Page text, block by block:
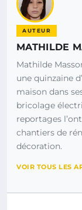
AUTEUR
MATHILDE
Mathilde
une quinzaine
maison dans
bricolage
reportages
chantiers de
décoration.
VOIR TOUS LES